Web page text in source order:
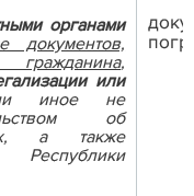
органами
документов,
,
или
иное не
об
а также
Республики